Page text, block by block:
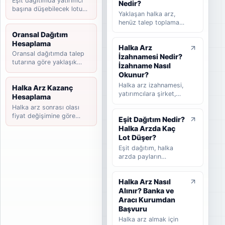
başına düşebilecek lotu
tahmin edin.
Oransal Dağıtım
Hesaplama
Oransal dağıtımda talep
tutarına göre yaklaşık
payınızı hesaplayın.
Halka Arz Kazanç
Hesaplama
Halka arz sonrası olası
fiyat değişimine göre
kazanç senaryosunu
süreçlerini takip
etmeye yardımcı olan
rehber niteliğinde bir
listedir. Bu yazıda
nedir, nasıl okunur,
hangi bilgilere dikkat
edilmelidir ve
yatırımcılar güncel
halka arzları takip
ederken nelere
bakmalıdır sade
Nedir?
Yaklaşan halka arz,
henüz talep toplama
tarafından takip
edilen şirketleri ifade
eder. Takvimi
beklenen halka arz ise
başvuru veya hazırlık
sürecinde olup talep
toplama tarihi henüz
şirketler için kullanılır.
Bu rehberde yaklaşan
halka arz, beklenen
halka arz, takvimi
beklenen halka arz ve
talep toplama
anlatılır.
Halka Arz
İzahnamesi Nedir?
İzahname Nasıl
Okunur?
Halka arz izahnamesi,
yatırımcılara şirket,
riskler, fon kullanım
yeri ve satış süreci
hakkında bilgi veren
temel kamuyu
aydınlatma belgesidir.
Bu rehberde
olduğunu, hangi
bölümlerin dikkatle
okunması gerektiğini,
SPK onayının ne
anlama geldiğini ve
yatırımcıların
Eşit Dağıtım Nedir?
Halka Arzda Kaç
Lot Düşer?
Eşit dağıtım, halka
arzda payların
dengeli şekilde
dağıtılmasını ifade
eder. Bu rehberde eşit
dağıtımın nasıl
çalıştığını, oransal
Halka Arz Nasıl
Alınır? Banka ve
Aracı Kurumdan
Başvuru
Halka arz almak için